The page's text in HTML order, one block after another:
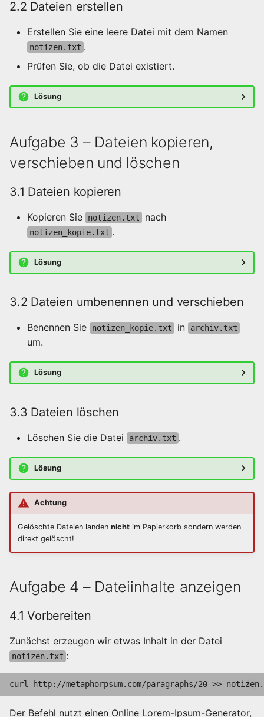
2.2 Dateien erstellen
Erstellen Sie eine leere Datei mit dem Namen
notizen.txt .
Prüfen Sie, ob die Datei existiert.
Lösung
Aufgabe 3 – Dateien kopieren,
verschieben und löschen
3.1 Dateien kopieren
Kopieren Sie notizen.txt nach
notizen_kopie.txt .
Lösung
3.2 Dateien umbenennen und verschieben
Benennen Sie notizen_kopie.txt in archiv.txt
um.
Lösung
3.3 Dateien löschen
Löschen Sie die Datei archiv.txt .
Lösung
Achtung
Gelöschte Dateien landen nichtim Papierkorb sondern werden
direkt gelöscht!
Aufgabe 4 – Dateiinhalte anzeigen
4.1 Vorbereiten
Zunächst erzeugen wir etwas Inhalt in der Datei
notizen.txt :
curl http://metaphorpsum.com/paragraphs/20 >>
Der Befehl nutzt einen Online Lorem-Ipsum-Generator,